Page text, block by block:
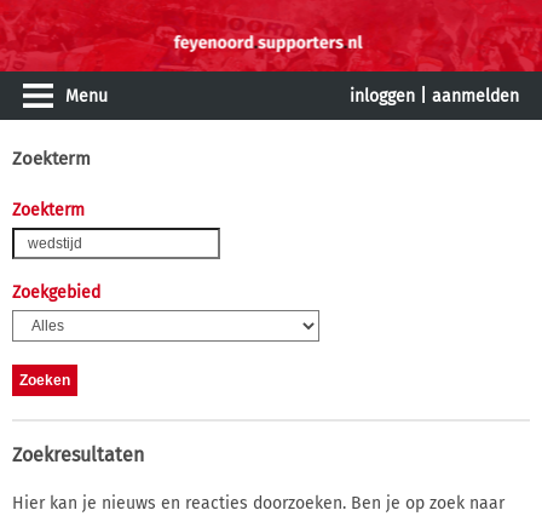
Menu inloggen aanmelden
Zoekterm
Zoekterm
Zoekgebied
Zoekresultaten
Hier kan je nieuws en reacties doorzoeken. Ben je op zoek naar